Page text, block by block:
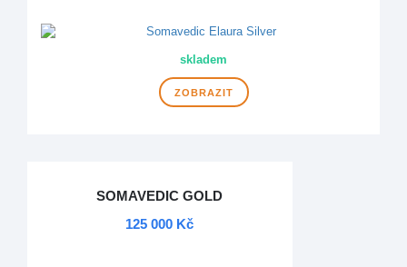
skladem
ZOBRAZIT
SOMAVEDIC GOLD
125 000 Kč